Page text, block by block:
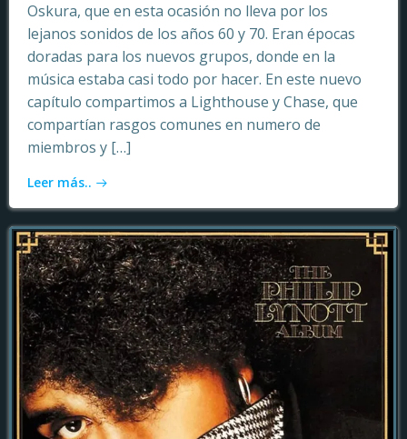
Oskura, que en esta ocasión no lleva por los
lejanos sonidos de los años 60 y 70. Eran épocas
doradas para los nuevos grupos, donde en la
música estaba casi todo por hacer. En este nuevo
capítulo compartimos a Lighthouse y Chase, que
compartían rasgos comunes en numero de
miembros y […]
Leer más..